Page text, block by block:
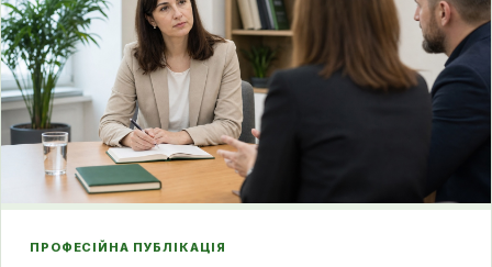
ПРОФЕСІЙНА ПУБЛІКАЦІЯ